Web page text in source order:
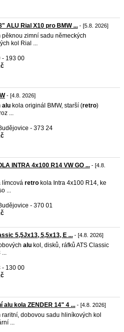
ALU Rial X10 pro BMW ... - [5.8. 2026]
pěknou zimní sadu německých
kol Rial ...
- 193 00
- [4.8. 2026]
alu kola originál BMW, starší (retro)
...
- 373 24
INTRA 4x100 R14 VW GO ... - [4.8.
límcová retro kola Intra 4x100 R14, ke
...
- 370 01
5,5Jx13, 5,5x13, E ... - [4.8. 2026]
alu kol, disků, ráfků ATS Classic
...
- 130 00
alu kola ZENDER 14" 4 ... - [4.8. 2026]
raritní, dobovou sadu hliníkových kol
...